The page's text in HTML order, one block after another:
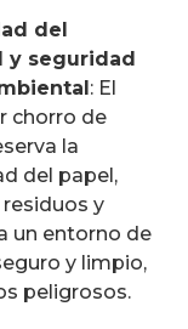
del
y seguridad
: El
chorro de
la
del papel,
y
un entorno de
y limpio,
peligrosos.